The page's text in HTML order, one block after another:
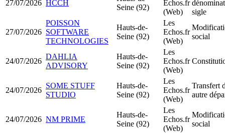
27/07/2026 HCCH
Seine (92)
Echos.fr
(Web)
sigle
27/07/2026
POISSON
SOFTWARE
TECHNOLOGIES
Hauts-de-
Seine (92)
Les
Echos.fr
(Web)
social
24/07/2026
DAHLIA
ADVISORY
Hauts-de-
Seine (92)
Les
Echos.fr
(Web)
24/07/2026
SOME STUFF
STUDIO
Hauts-de-
Seine (92)
Les
Echos.fr
(Web)
Transfert
autre
24/07/2026 NM PRIME
Hauts-de-
Seine (92)
Les
Echos.fr
(Web)
social